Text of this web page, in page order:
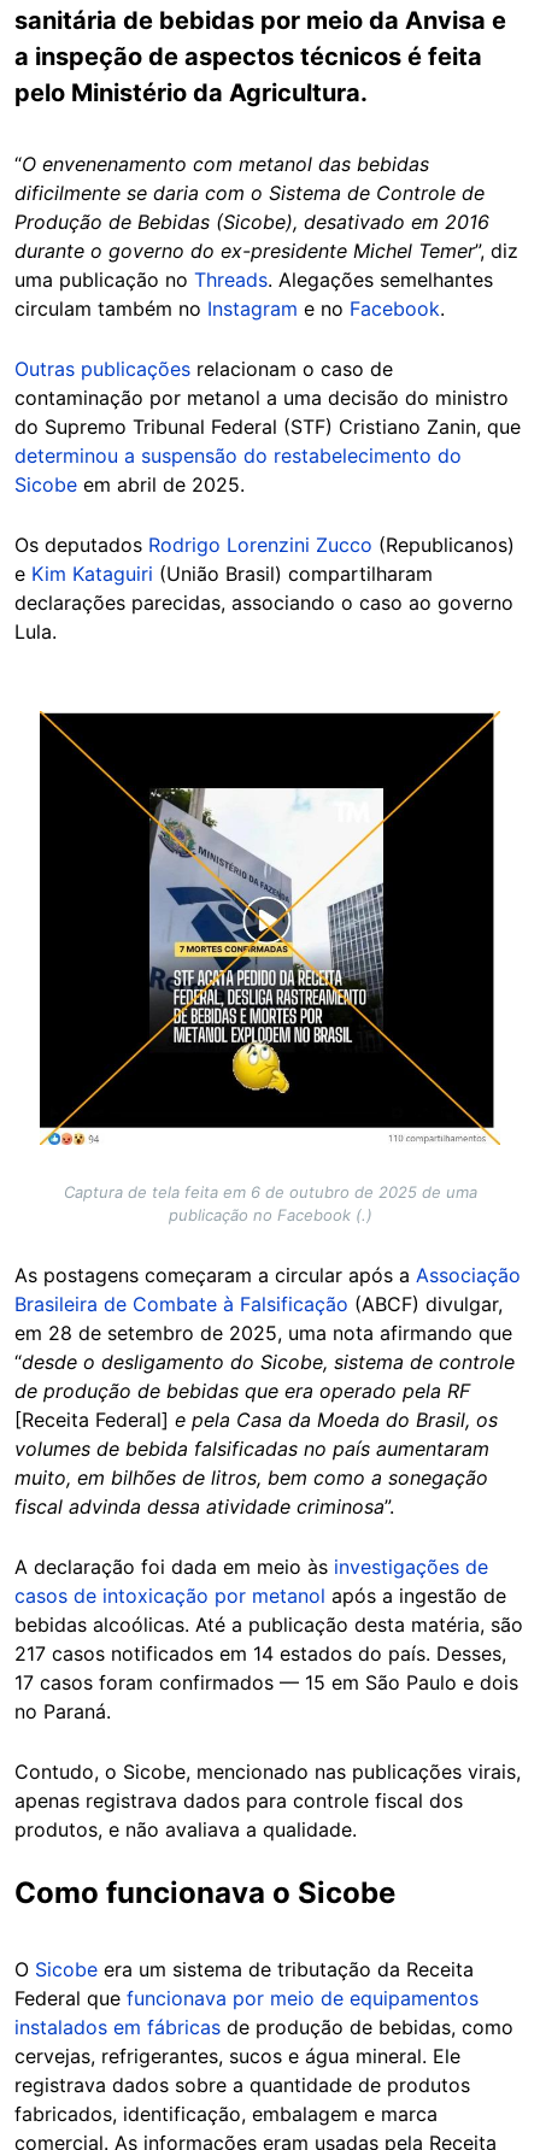
sanitária de bebidas por meio da Anvisa e
a inspeção de aspectos técnicos é feita
pelo Ministério da Agricultura.
“O envenenamento com metanol das bebidas
dificilmente se daria com o Sistema de Controle de
Produção de Bebidas (Sicobe), desativado em 2016
durante o governo do ex-presidente Michel Temer”, diz
uma publicação no Threads. Alegações semelhantes
circulam também no Instagram e no Facebook.
Outras publicações relacionam o caso de
contaminação por metanol a uma decisão do ministro
do Supremo Tribunal Federal (STF) Cristiano Zanin, que
determinou a suspensão do restabelecimento do
Sicobe em abril de 2025.
Os deputados Rodrigo Lorenzini Zucco (Republicanos)
e Kim Kataguiri (União Brasil) compartilharam
declarações parecidas, associando o caso ao governo
Lula.
Image
Captura de tela feita em 6 de outubro de 2025 de uma
publicação no Facebook (.)
As postagens começaram a circular após a Associação
Brasileira de Combate à Falsificação (ABCF) divulgar,
em 28 de setembro de 2025, uma nota afirmando que
“desde o desligamento do Sicobe, sistema de controle
de produção de bebidas que era operado pela RF
[Receita Federal] e pela Casa da Moeda do Brasil, os
volumes de bebida falsificadas no país aumentaram
muito, em bilhões de litros, bem como a sonegação
fiscal advinda dessa atividade criminosa”.
A declaração foi dada em meio às investigações de
casos de intoxicação por metanol após a ingestão de
bebidas alcoólicas. Até a publicação desta matéria, são
217 casos notificados em 14 estados do país. Desses,
17 casos foram confirmados — 15 em São Paulo e dois
no Paraná.
Contudo, o Sicobe, mencionado nas publicações virais,
apenas registrava dados para controle fiscal dos
produtos, e não avaliava a qualidade.
Como funcionava o Sicobe
O Sicobe era um sistema de tributação da Receita
Federal que funcionava por meio de equipamentos
instalados em fábricas de produção de bebidas, como
cervejas, refrigerantes, sucos e água mineral. Ele
registrava dados sobre a quantidade de produtos
fabricados, identificação, embalagem e marca
comercial. As informações eram usadas pela Receita